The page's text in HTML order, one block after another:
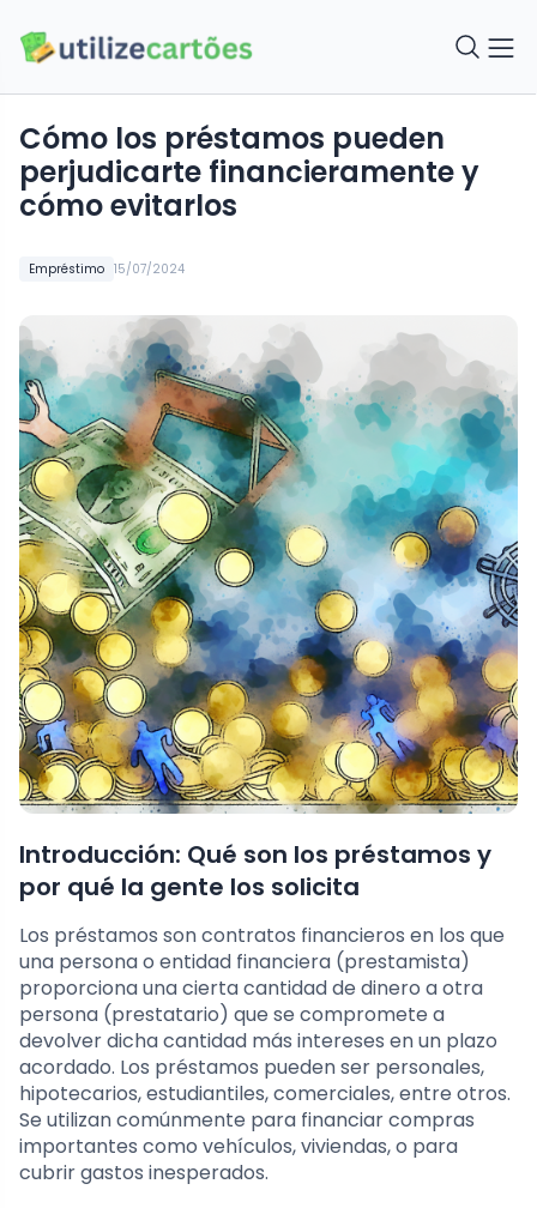
Empréstimo 15/07/2024
Cómo los préstamos pueden
perjudicarte financieramente y
cómo evitarlos
Introducción: Qué son los préstamos y
por qué la gente los solicita
Los préstamos son contratos financieros en los que
una persona o entidad financiera (prestamista)
proporciona una cierta cantidad de dinero a otra
persona (prestatario) que se compromete a
devolver dicha cantidad más intereses en un plazo
acordado. Los préstamos pueden ser personales,
hipotecarios, estudiantiles, comerciales, entre otros.
Se utilizan comúnmente para financiar compras
importantes como vehículos, viviendas, o para
cubrir gastos inesperados.